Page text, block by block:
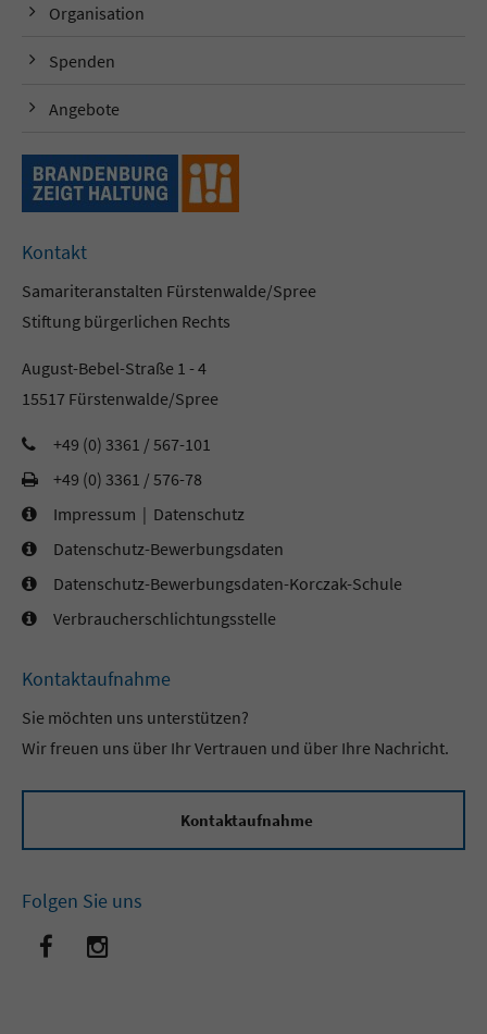
Organisation
Spenden
Angebote
Kontakt
Samariteranstalten Fürstenwalde/Spree
Stiftung bürgerlichen Rechts
August-Bebel-Straße 1 - 4
15517 Fürstenwalde/Spree
+49 (0) 3361 / 567-101
+49 (0) 3361 / 576-78
Impressum | Datenschutz
Datenschutz-Bewerbungsdaten
Datenschutz-Bewerbungsdaten-Korczak-Schule
Verbraucherschlichtungsstelle
Kontaktaufnahme
Sie möchten uns unterstützen?
Wir freuen uns über Ihr Vertrauen und über Ihre Nachricht.
Kontaktaufnahme
Folgen Sie uns